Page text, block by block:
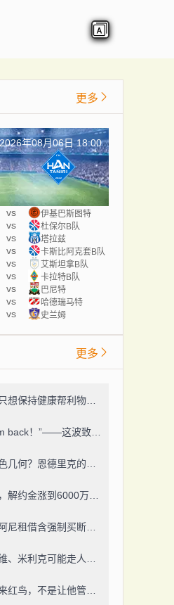
更多
2026年08月06日 18:00
vs 伊基巴斯图特
vs 杜保尔B队
vs 塔拉兹
vs 卡斯比阿克套B队
vs 艾斯坦拿B队
vs 卡拉特B队
vs 巴尼特
vs 哈德瑞马特
vs 史兰姆
更多